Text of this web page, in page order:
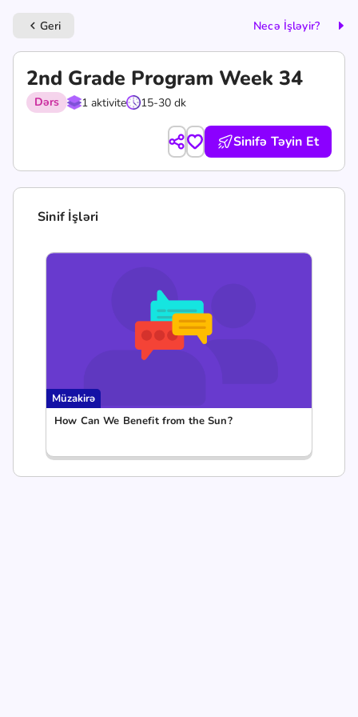
keyboard_arrow_left Geri Necə İşləyir?
2nd Grade Program Week 34
Dərs 1 aktivite 15-30 dk
Sinifə Təyin Et
Sinif İşləri
Müzakirə
How Can We Benefit from the Sun?